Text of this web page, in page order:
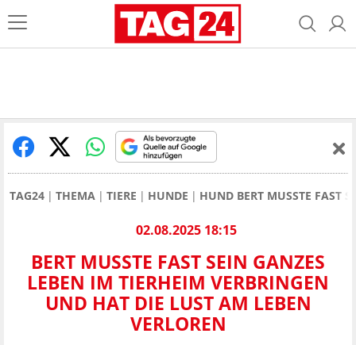
TAG24 THEMA TIERE HUNDE HUND BERT MUSSTE FAST
02.08.2025 18:15
BERT MUSSTE FAST SEIN GANZES
LEBEN IM TIERHEIM VERBRINGEN
UND HAT DIE LUST AM LEBEN
VERLOREN